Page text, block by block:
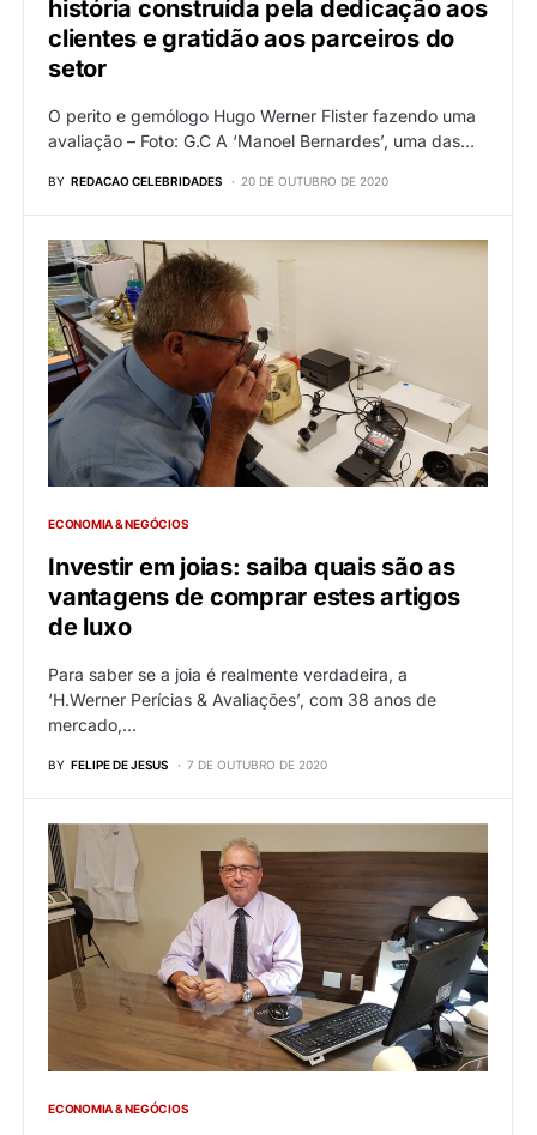
história construída pela dedicação aos
clientes e gratidão aos parceiros do
setor
O perito e gemólogo Hugo Werner Flister fazendo uma
avaliação – Foto: G.C A ‘Manoel Bernardes’, uma das…
BY REDACAO CELEBRIDADES 20 DE OUTUBRO DE 2020
ECONOMIA & NEGÓCIOS
Investir em joias: saiba quais são as
vantagens de comprar estes artigos
de luxo
Para saber se a joia é realmente verdadeira, a
‘H.Werner Perícias & Avaliações’, com 38 anos de
mercado,…
BY FELIPE DE JESUS 7 DE OUTUBRO DE 2020
ECONOMIA & NEGÓCIOS